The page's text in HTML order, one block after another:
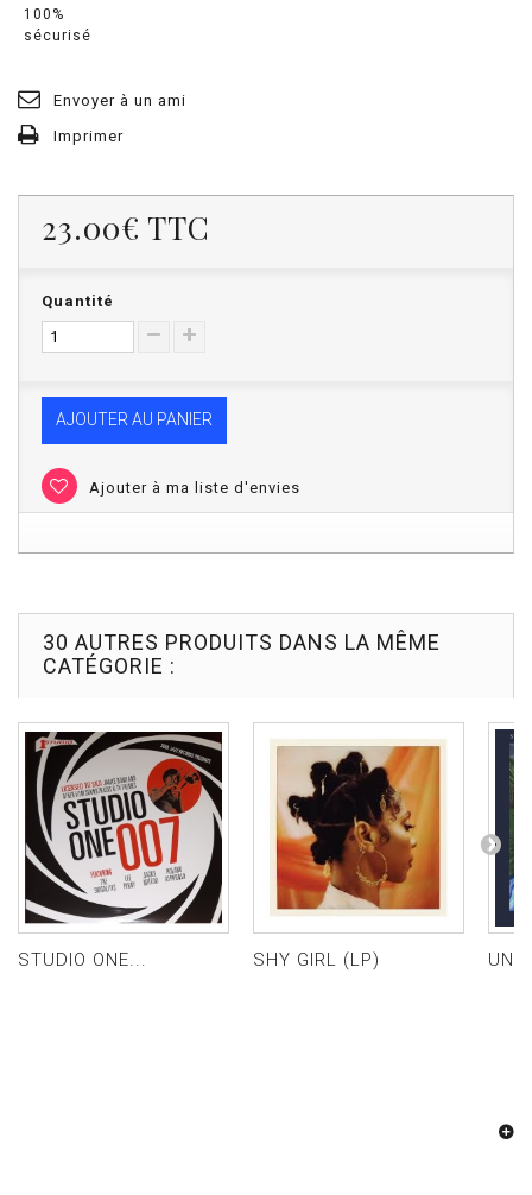
Envoyer à un ami
Imprimer
23.00€ TTC
Quantité
AJOUTER AU PANIER
Ajouter à ma liste d'envies
30 AUTRES PRODUITS DANS LA MÊME
CATÉGORIE :
STUDIO ONE... SHY GIRL (LP)